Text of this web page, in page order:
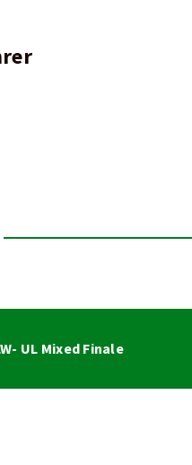
UL Mixed Finale